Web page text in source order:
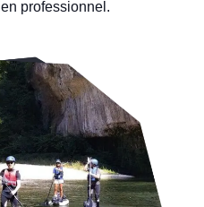
professionnel.